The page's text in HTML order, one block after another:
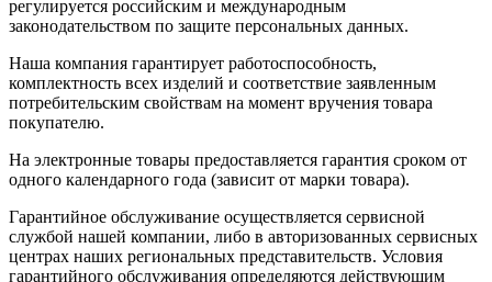
регулируется российским и международным
законодательством по защите персональных данных.
Наша компания гарантирует работоспособность,
комплектность всех изделий и соответствие заявленным
потребительским свойствам на момент вручения товара
покупателю.
На электронные товары предоставляется гарантия сроком от
одного календарного года (зависит от марки товара).
Гарантийное обслуживание осуществляется сервисной
службой нашей компании, либо в авторизованных сервисных
центрах наших региональных представительств. Условия
гарантийного обслуживания определяются действующим